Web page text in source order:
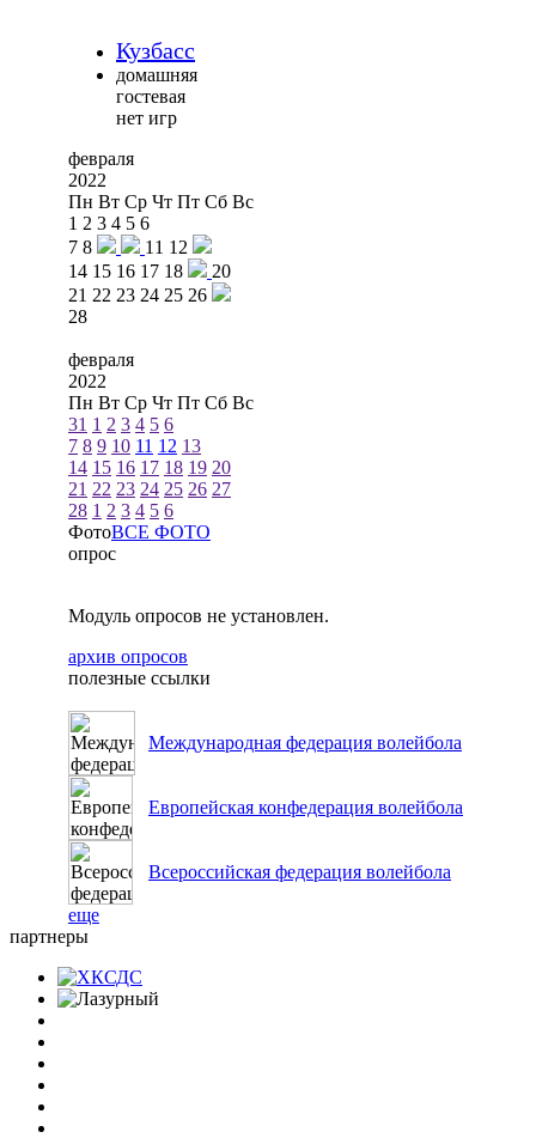
Кузбасс
домашняя
гостевая
нет игр
февраля
2022
Пн Вт Ср Чт Пт Сб Вс
1 2 3 4 5 6
7 8 11 12
14 15 16 17 18
20
21 22 23 24 25 26
28
февраля
2022
Пн Вт Ср Чт Пт Сб Вс
31 1 2 3 4 5 6
7 8 9 10 11 12 13
14 15 16 17 18 19 20
21 22 23 24 25 26 27
28 1 2 3 4 5 6
ФотоВСЕ ФОТО
опрос
Модуль опросов не установлен.
архив опросов
полезные ссылки
Международная федерация волейбола
Европейская конфедерация волейбола
Всероссийская федерация волейбола
еще
партнеры